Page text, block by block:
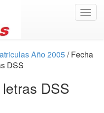
Año 2005/ Fecha
DSS
DSS